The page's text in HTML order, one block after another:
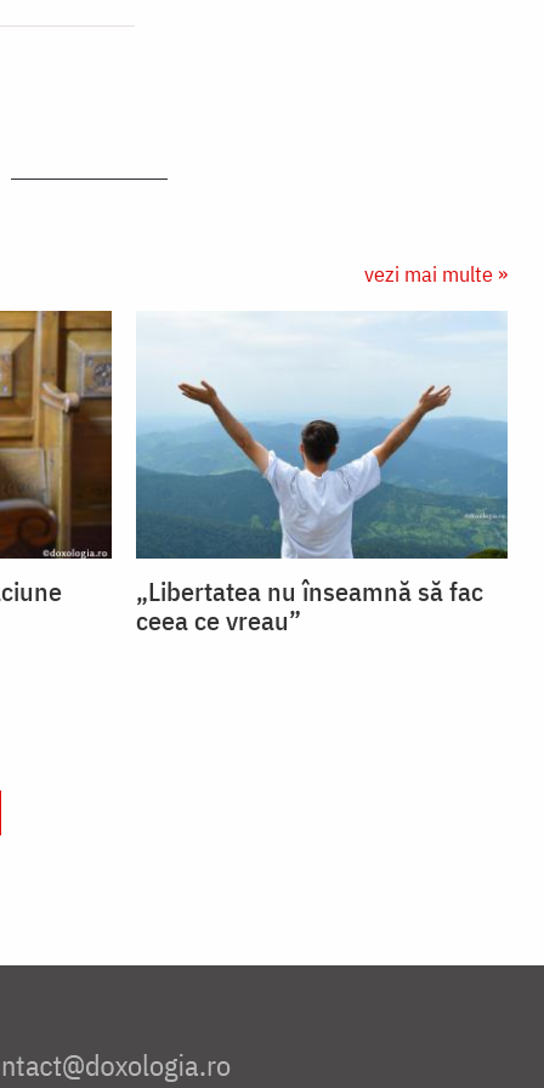
vezi mai multe »
„Libertatea nu înseamnă să fac
ceea ce vreau”